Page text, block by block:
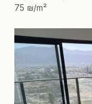
75 ₪/m²